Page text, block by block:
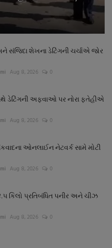
સંજિદા શેખના ડેટિંગની ચર્ચાએ જોર
Aug 8, 2026 0
ડેટિંગની અફવાઓ પર નોરા ફતેહીએ
Aug 8, 2026 0
ઓનલાઈન નેટવર્ક સામે મોટી
Aug 8, 2026 0
કિલો પ્રતિબંધિત પનીર અને ચીઝ
Aug 8, 2026 0